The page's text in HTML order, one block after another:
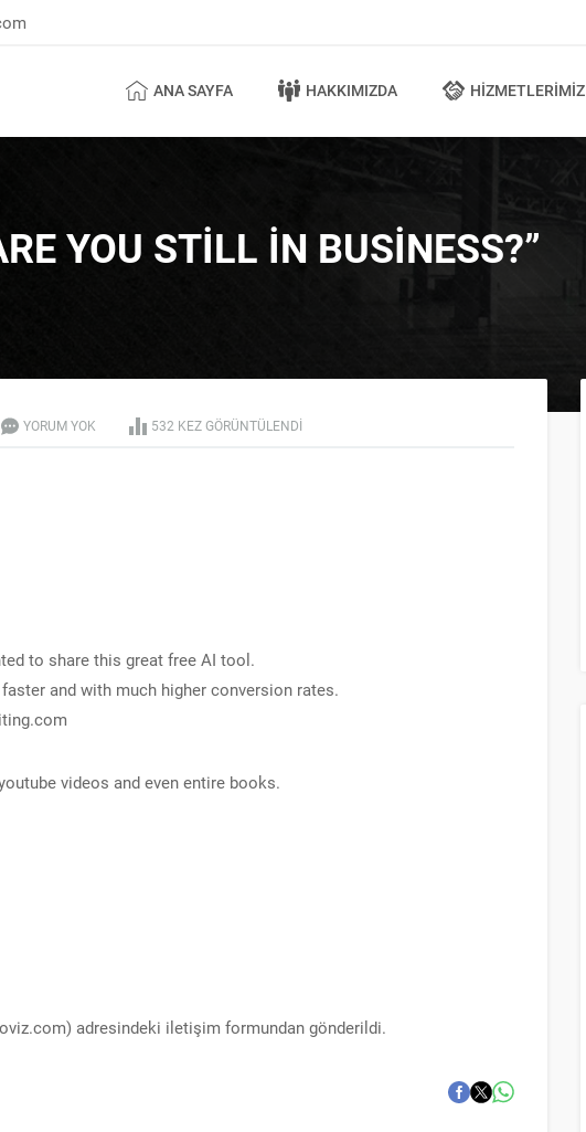
ANA SAYFA HAKKIMIZDA HIZMETLERIMIZ
YOU STILL IN BUSINESS?”
YORUM YOK 532 KEZ GÖRÜNTÜLENDI
to share this great free AI tool.
and with much higher conversion rates.
videos and even entire books.
adresindeki iletişim formundan gönderildi.